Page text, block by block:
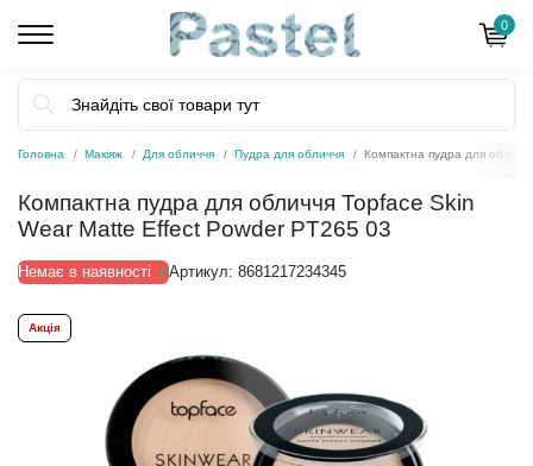
0
Головна Макіяж Для обличчя Пудра для обличчя Компактна пудра для
Компактна пудра для обличчя Topface Skin
Wear Matte Effect Powder PT265 03
Немає в наявності Артикул: 8681217234345
Акція